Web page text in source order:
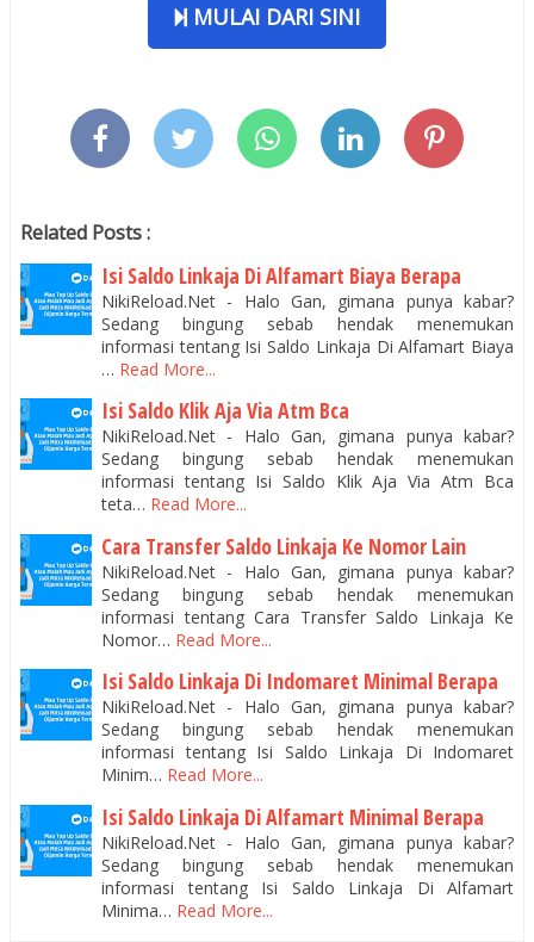
MULAI DARI SINI
Related Posts :
Isi Saldo Linkaja Di Alfamart Biaya Berapa
NikiReload.Net - Halo Gan, gimana punya kabar?
Sedang bingung sebab hendak menemukan
informasi tentang Isi Saldo Linkaja Di Alfamart Biaya
… Read More...
Isi Saldo Klik Aja Via Atm Bca
NikiReload.Net - Halo Gan, gimana punya kabar?
Sedang bingung sebab hendak menemukan
informasi tentang Isi Saldo Klik Aja Via Atm Bca
teta… Read More...
Cara Transfer Saldo Linkaja Ke Nomor Lain
NikiReload.Net - Halo Gan, gimana punya kabar?
Sedang bingung sebab hendak menemukan
informasi tentang Cara Transfer Saldo Linkaja Ke
Nomor… Read More...
Isi Saldo Linkaja Di Indomaret Minimal Berapa
NikiReload.Net - Halo Gan, gimana punya kabar?
Sedang bingung sebab hendak menemukan
informasi tentang Isi Saldo Linkaja Di Indomaret
Minim… Read More...
Isi Saldo Linkaja Di Alfamart Minimal Berapa
NikiReload.Net - Halo Gan, gimana punya kabar?
Sedang bingung sebab hendak menemukan
informasi tentang Isi Saldo Linkaja Di Alfamart
Minima… Read More...